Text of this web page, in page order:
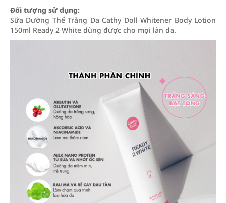
Đối tượng sử dụng:
Sữa Dưỡng Thể Trắng Da Cathy Doll Whitener Body Lotion
150ml Ready 2 White dùng được cho mọi làn da.